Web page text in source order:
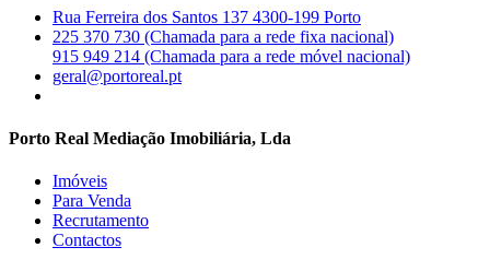
Rua Ferreira dos Santos 137 4300-199 Porto
225 370 730 (Chamada para a rede fixa nacional)
915 949 214 (Chamada para a rede móvel nacional)
geral@portoreal.pt
Porto Real Mediação Imobiliária, Lda
Imóveis
Para Venda
Recrutamento
Contactos